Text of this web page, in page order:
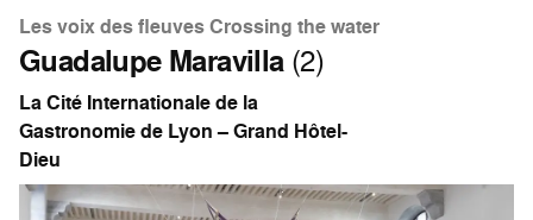
Les voix des fleuves Crossing the water
Guadalupe Maravilla(2)
La Cité Internationale de la
Gastronomie de Lyon – Grand Hôtel-
Dieu